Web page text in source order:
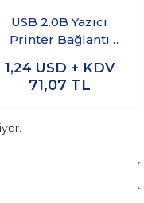
USB 2.0B Yazıcı
Printer Bağlantı
1,24 USD + KDV
71,07 TL